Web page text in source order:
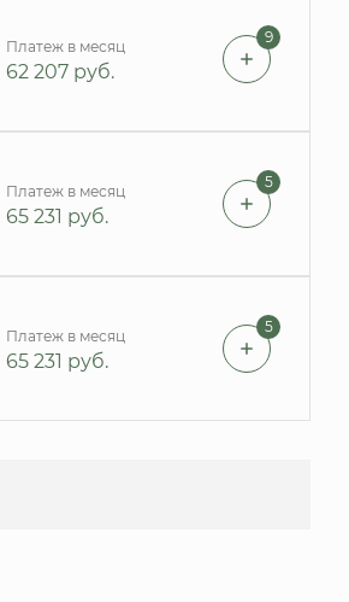
Платеж в месяц
62 207 руб.
9
Платеж в месяц
65 231 руб.
5
Платеж в месяц
65 231 руб.
5